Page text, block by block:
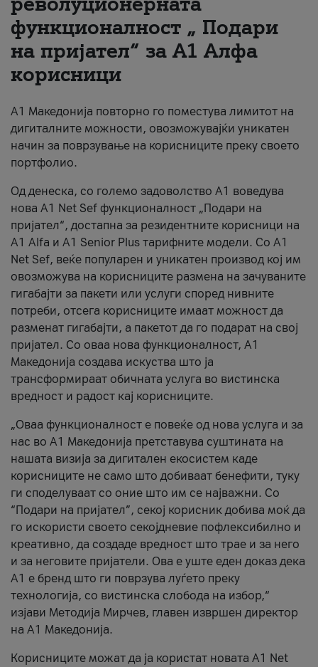
За нас
#ПодобарОнлајн
функционалност „ Подари
на пријател“ за А1 Алфа
корисници
А1 Македонија повторно го поместува лимитот на
дигиталните можности, овозможувајќи уникатен
начин за поврзување на корисниците преку своето
портфолио.
Од денеска, со големо задоволство А1 воведува
нова A1 Net Sef функционалност „Подари на
пријател“, достапна за резидентните корисници на
А1 Alfa и A1 Senior Plus тарифните модели. Со A1
Net Sef, веќе популарен и уникатен производ кој им
овозможува на корисниците размена на зачуваните
гигабајти за пакети или услуги според нивните
потреби, отсега корисниците имаат можност да
разменат гигабајти, а пакетот да го подарат на свој
пријател. Со оваа нова функционалност, А1
Македонија создава искуства што ја
трансформираат обичната услуга во вистинска
вредност и радост кај корисниците.
„Оваа функционалност е повеќе од нова услуга и за
нас во А1 Македонија претставува суштината на
нашата визија за дигитален екосистем каде
корисниците не само што добиваат бенефити, туку
ги споделуваат со оние што им се најважни. Со
“Подари на пријател”, секој корисник добива моќ да
го искористи своето секојдневие пофлексибилно и
креативно, да создаде вредност што трае и за него
и за неговите пријатели. Ова е уште еден доказ дека
А1 е бренд што ги поврзува луѓето преку
технологија, со вистинска слобода на избор,“
изјави Методија Мирчев, главен извршен директор
на А1 Македонија.
Корисниците можат да ја користат новата А1 Net